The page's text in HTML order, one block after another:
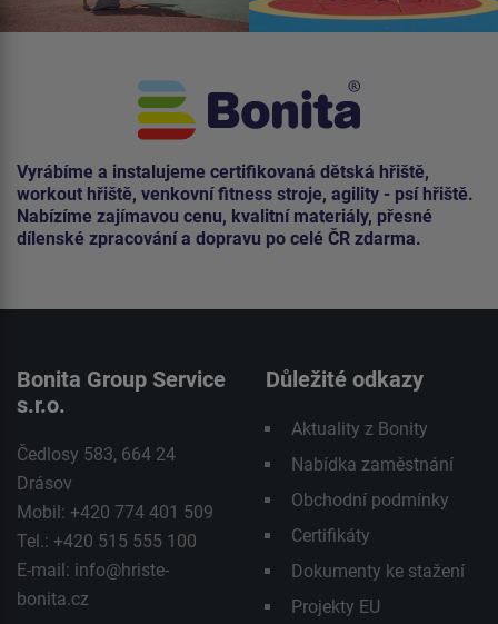
Vyrábíme a instalujeme certifikovaná dětská hřiště,
workout hřiště, venkovní fitness stroje, agility - psí hřiště.
Nabízíme zajímavou cenu, kvalitní materiály, přesné
dílenské zpracování a dopravu po celé ČR zdarma.
Bonita Group Service
s.r.o.
Čedlosy 583, 664 24
Drásov
Mobil: +420 774 401 509
Tel.: +420 515 555 100
E-mail: info@hriste-
bonita.cz
Důležité odkazy
Aktuality z Bonity
Nabídka zaměstnání
Obchodní podmínky
Certifikáty
Dokumenty ke stažení
Projekty EU